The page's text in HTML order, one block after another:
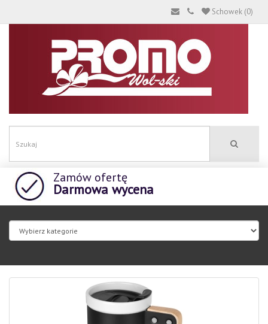
Schowek (0)
Zamów ofertę
Darmowa wycena